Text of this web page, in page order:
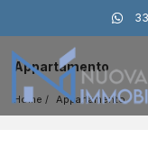
Appartamento
Home Appartamento